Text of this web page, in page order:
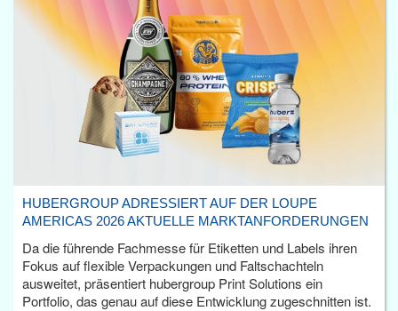
HUBERGROUP ADRESSIERT AUF DER LOUPE
AMERICAS 2026 AKTUELLE MARKTANFORDERUNGEN
Da die führende Fachmesse für Etiketten und Labels ihren
Fokus auf flexible Verpackungen und Faltschachteln
ausweitet, präsentiert hubergroup Print Solutions ein
Portfolio, das genau auf diese Entwicklung zugeschnitten ist.